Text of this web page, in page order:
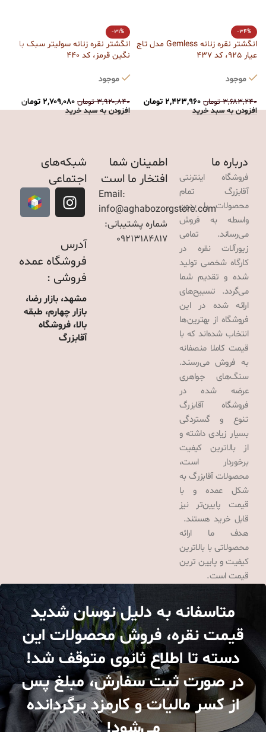
-34%
انگشتر نقره زنانه Gemless مدل تاج
عیار 925، کد 437
موجود
۳,۶۸۳,۲۴۰ تومان ۲,۴۲۳,۹۶۰ تومان
افزودن به سبد خرید
-31%
انگشتر نقره زنانه سولیتر سبک با
نگین قرمز، کد 440
موجود
۳,۹۲۰,۸۴۰ تومان ۲,۷۰۹,۰۸۰ تومان
افزودن به سبد خرید
درباره ما
فروشگاه اینترنتی
آقابزرگ تمام
محصولات را بدون
واسطه به فروش
می‌رساند. تمامی
زیورآلات نقره در
کارگاه شخصی تولید
شده و تقدیم شما
می‌گردد. تسبیح‌های
ارائه شده در این
فروشگاه از بهترین‌ها
انتخاب شده‌اند که با
قیمت کاملا منصفانه
به فروش می‌رسند.
سنگ‌های جواهری
عرضه شده در
فروشگاه آقابزرگ
تنوع و گستردگی
بسیار زیادی داشته و
از بالاترین کیفیت
برخوردار است،
محصولات آقابزرگ به
شکل عمده و با
قیمت پایین‌تر نیز
قابل خرید هستند.
هدف ما ارائه
محصولاتی با بالاترین
کیفیت و پایین ترین
قیمت است.
اطمینان شما
افتخار ما است
Email:
info@aghabozorgstore.com
شماره پشتیبانی:
09213184817
شبکه‌های
اجتماعی
آدرس
فروشگاه عمده
فروشی :
مشهد، بازار رضا،
بازار چهارم، طبقه
بالا، فروشگاه
آقابزرگ
متاسفانه به دلیل نوسان شدید
قیمت نقره، فروش محصولات این
دسته تا اطلاع ثانوی متوقف شد!
در صورت ثبت سفارش، مبلغ پس
از کسر مالیات و کارمزد برگردانده